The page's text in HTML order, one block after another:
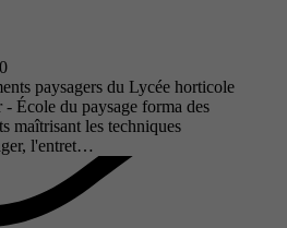
paysagers du Lycée horticole
École du paysage forma des
maîtrisant les techniques
l'entret…